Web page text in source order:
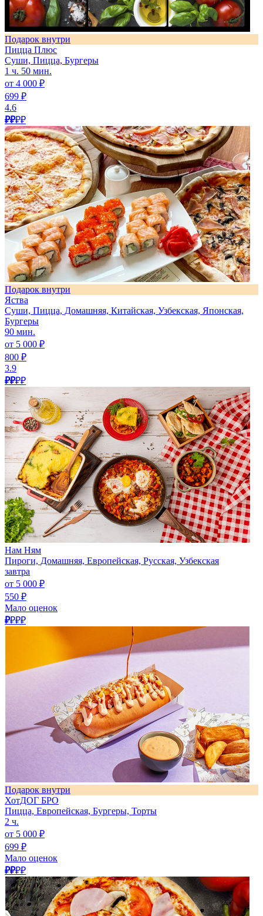
Подарок внутри
Пицца Плюс
Суши, Пицца, Бургеры
1 ч. 50 мин.
от 4 000 ₽
699 ₽
4.6
₽₽₽₽
Подарок внутри
Яства
Суши, Пицца, Домашняя, Китайская, Узбекская, Японская,
Бургеры
90 мин.
от 5 000 ₽
800 ₽
3.9
₽₽₽₽
Нам Ням
Пироги, Домашняя, Европейская, Русская, Узбекская
завтра
от 5 000 ₽
550 ₽
Мало оценок
₽₽₽₽
Подарок внутри
ХотДОГ БРО
Пицца, Европейская, Бургеры, Торты
2 ч.
от 5 000 ₽
699 ₽
Мало оценок
₽₽₽₽